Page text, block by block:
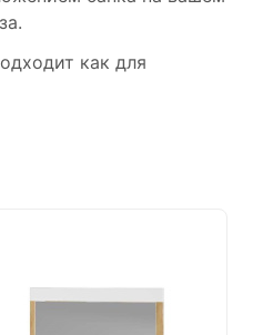
как для